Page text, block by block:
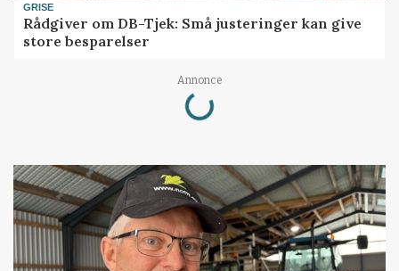
GRISE
Rådgiver om DB-Tjek: Små justeringer kan give
store besparelser
Annonce
Loading...